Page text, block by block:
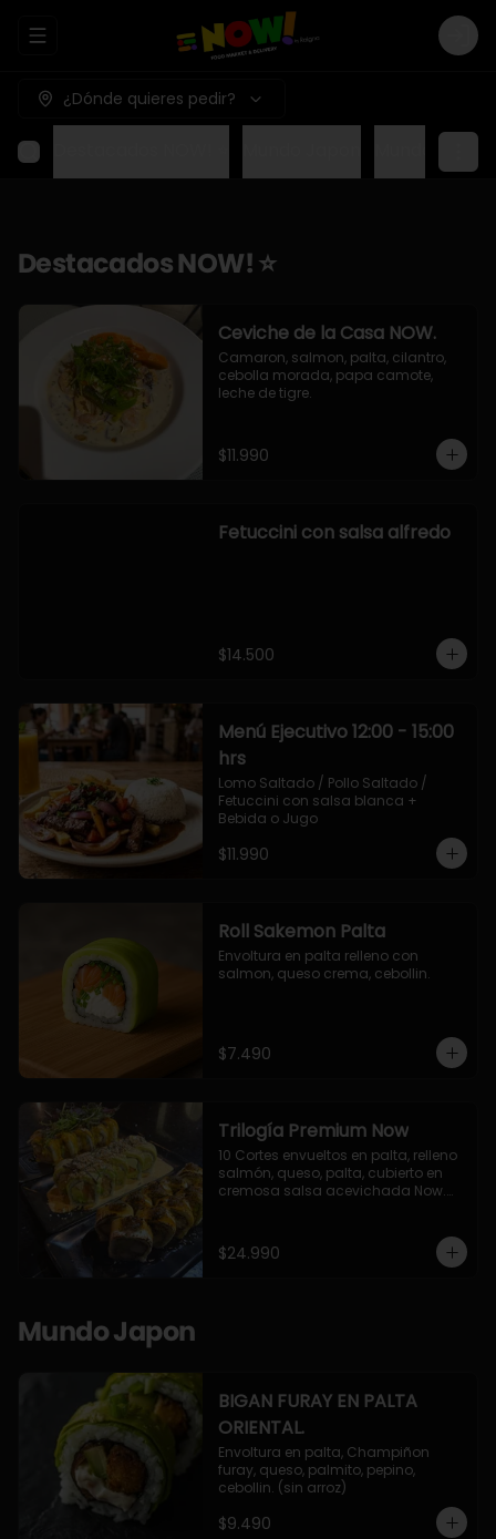
Abrir menu de navegación Login
¿Dónde quieres pedir?
Destacados NOW! ⭐
Ceviche de la Casa NOW.
Camaron, salmon, palta, cilantro,
cebolla morada, papa camote,
leche de tigre.
$11.990
Fetuccini con salsa alfredo
$14.500
Menú Ejecutivo 12:00 - 15:00
hrs
Lomo Saltado / Pollo Saltado /
Fetuccini con salsa blanca +
Bebida o Jugo
$11.990
Roll Sakemon Palta
Envoltura en palta relleno con
salmon, queso crema, cebollin.
$7.490
Trilogía Premium Now
10 Cortes envueltos en palta, relleno
salmón, queso, palta, cubierto en
cremosa salsa acevichada Now.
palta, cubierto con topping de
chimichurri de la casa flambeado.
$24.990
Mundo Japon
BIGAN FURAY EN PALTA
ORIENTAL.
Envoltura en palta, Champiñon
furay, queso, palmito, pepino,
cebollin. (sin arroz)
$9.490